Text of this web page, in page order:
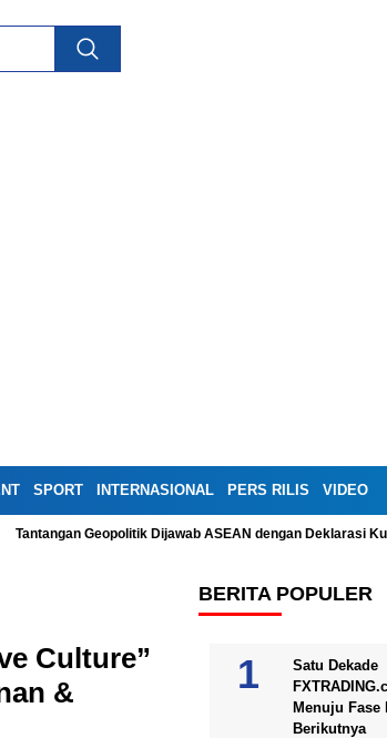
SPORT INTERNASIONAL PERS RILIS VIDEO
Tantangan Geopolitik Dijawab ASEAN dengan Deklarasi
Culture”
&
BERITA POPULER
Satu Dekade
Menuju
Berikutnya